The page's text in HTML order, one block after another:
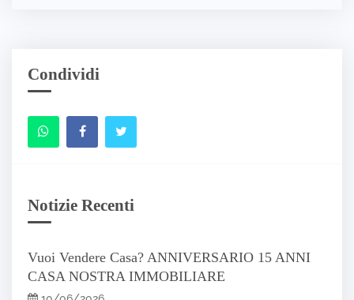
Condividi
Notizie Recenti
Vuoi Vendere Casa? ANNIVERSARIO 15 ANNI
CASA NOSTRA IMMOBILIARE